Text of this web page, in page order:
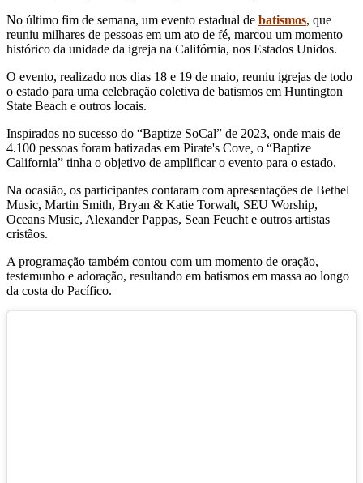
No último fim de semana, um evento estadual de batismos, que
reuniu milhares de pessoas em um ato de fé, marcou um momento
histórico da unidade da igreja na Califórnia, nos Estados Unidos.
O evento, realizado nos dias 18 e 19 de maio, reuniu igrejas de todo
o estado para uma celebração coletiva de batismos em Huntington
State Beach e outros locais.
Inspirados no sucesso do “Baptize SoCal” de 2023, onde mais de
4.100 pessoas foram batizadas em Pirate's Cove, o “Baptize
California” tinha o objetivo de amplificar o evento para o estado.
Na ocasião, os participantes contaram com apresentações de Bethel
Music, Martin Smith, Bryan & Katie Torwalt, SEU Worship,
Oceans Music, Alexander Pappas, Sean Feucht e outros artistas
cristãos.
A programação também contou com um momento de oração,
testemunho e adoração, resultando em batismos em massa ao longo
da costa do Pacífico.